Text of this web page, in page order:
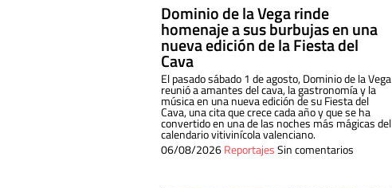
Dominio de la Vega rinde
homenaje a sus burbujas en una
nueva edición de la Fiesta del
Cava
El pasado sábado 1 de agosto, Dominio de la Vega
reunió a amantes del cava, la gastronomía y la
música en una nueva edición de su Fiesta del
Cava, una cita que crece cada año y que se ha
convertido en una de las noches más mágicas del
calendario vitivinícola valenciano.
06/08/2026ReportajesSin comentarios